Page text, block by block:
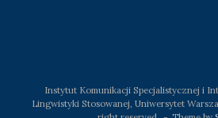
Instytut Komunikacji Specjalistycznej i
Lingwistyki Stosowanej, Uniwersytet